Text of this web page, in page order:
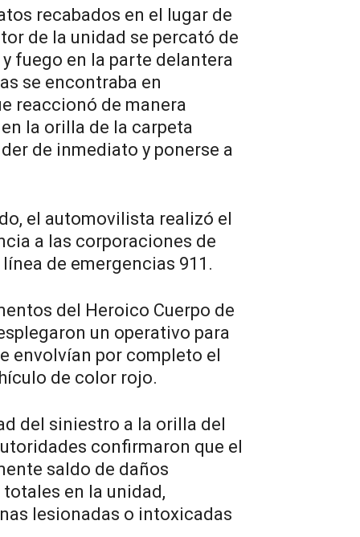
recabados en el lugar de
de la unidad se percató de
fuego en la parte delantera
se encontraba en
reaccionó de manera
la orilla de la carpeta
de inmediato y ponerse a
el automovilista realizó el
a las corporaciones de
de emergencias 911.
del Heroico Cuerpo de
un operativo para
envolvían por completo el
de color rojo.
del siniestro a la orilla del
confirmaron que el
saldo de daños
en la unidad,
lesionadas o intoxicadas